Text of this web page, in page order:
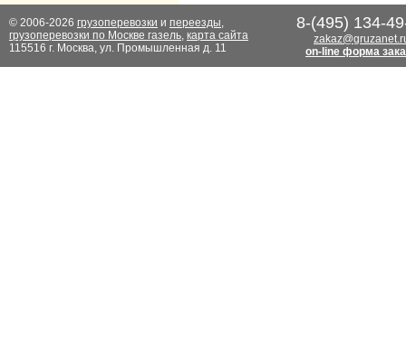
© 2006-2026 грузоперевозки и переезды,
грузоперевозки по Москве газель, карта сайта
115516 г. Москва, ул. Промышленная д. 11
8-(495) 134-
on-line форма